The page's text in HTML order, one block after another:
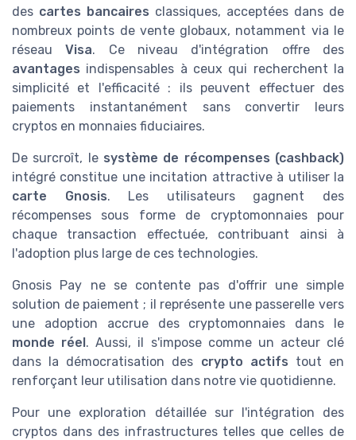
des cartes bancaires classiques, acceptées dans de
nombreux points de vente globaux, notamment via le
réseauVisa. Ce niveau d'intégration offre des
avantages indispensables à ceux qui recherchent la
simplicité et l'efficacité : ils peuvent effectuer des
paiements instantanément sans convertir leurs
cryptos en monnaies fiduciaires.
De surcroît, le système de récompenses (cashback)
intégré constitue une incitation attractive à utiliser la
carte Gnosis. Les utilisateurs gagnent des
récompenses sous forme de cryptomonnaies pour
chaque transaction effectuée, contribuant ainsi à
l'adoption plus large de ces technologies.
Gnosis Pay ne se contente pas d'offrir une simple
solution de paiement ; il représente une passerelle vers
une adoption accrue des cryptomonnaies dans le
monde réel. Aussi, il s'impose comme un acteur clé
dans la démocratisation des crypto actifs tout en
renforçant leur utilisation dans notre vie quotidienne.
Pour une exploration détaillée sur l'intégration des
cryptos dans des infrastructures telles que celles de